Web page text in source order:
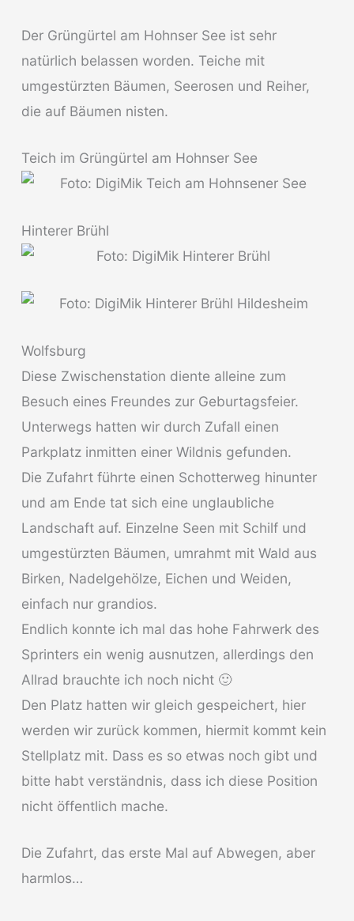
Der Grüngürtel am Hohnser See ist sehr
natürlich belassen worden. Teiche mit
umgestürzten Bäumen, Seerosen und Reiher,
die auf Bäumen nisten.
Teich im Grüngürtel am Hohnser See
Hinterer Brühl
Wolfsburg
Diese Zwischenstation diente alleine zum
Besuch eines Freundes zur Geburtagsfeier.
Unterwegs hatten wir durch Zufall einen
Parkplatz inmitten einer Wildnis gefunden.
Die Zufahrt führte einen Schotterweg hinunter
und am Ende tat sich eine unglaubliche
Landschaft auf. Einzelne Seen mit Schilf und
umgestürzten Bäumen, umrahmt mit Wald aus
Birken, Nadelgehölze, Eichen und Weiden,
einfach nur grandios.
Endlich konnte ich mal das hohe Fahrwerk des
Sprinters ein wenig ausnutzen, allerdings den
Allrad brauchte ich noch nicht 🙂
Den Platz hatten wir gleich gespeichert, hier
werden wir zurück kommen, hiermit kommt kein
Stellplatz mit. Dass es so etwas noch gibt und
bitte habt verständnis, dass ich diese Position
nicht öffentlich mache.
Die Zufahrt, das erste Mal auf Abwegen, aber
harmlos…